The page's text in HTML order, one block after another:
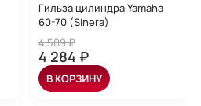
Гильза цилиндра Yamaha
60-70 (Sinera)
4 509 ₽
4 284 ₽
В КОРЗИНУ